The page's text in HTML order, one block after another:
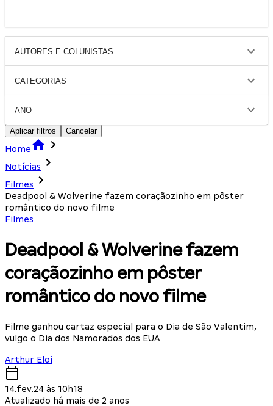
AUTORES E COLUNISTAS
CATEGORIAS
ANO
Aplicar filtros Cancelar
Home
Notícias
Filmes
Deadpool & Wolverine fazem coraçãozinho em pôster
romântico do novo filme
Filmes
Deadpool & Wolverine fazem
coraçãozinho em pôster
romântico do novo filme
Filme ganhou cartaz especial para o Dia de São Valentim,
vulgo o Dia dos Namorados dos EUA
Arthur Eloi
14.fev.24 às 10h18
Atualizado há mais de 2 anos